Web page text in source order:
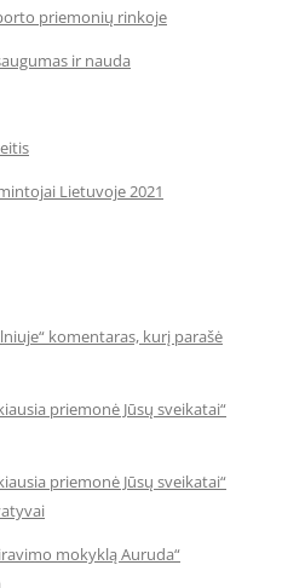
priemonių rinkoje
ir nauda
Lietuvoje 2021
komentaras, kurį parašė
priemonė Jūsų sveikatai“
priemonė Jūsų sveikatai“
mokyklą Auruda“